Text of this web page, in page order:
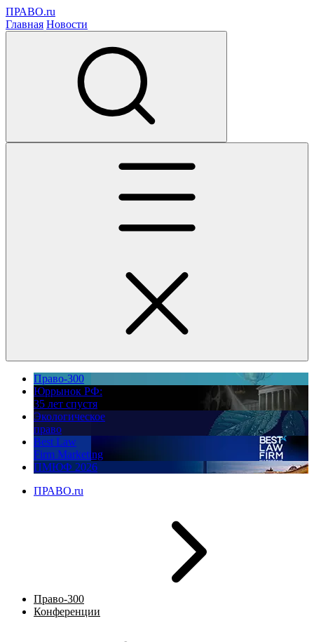
ПРАВО.ru
Главная Новости
Право-300
Юррынок РФ:
35 лет спустя
Экологическое
право
Best Law
Firm Marketing
ПМЮФ 2026
ПРАВО.ru
Право-300
Конференции